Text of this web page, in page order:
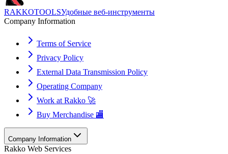
RAKKOTOOLSУдобные веб-инструменты
Company Information
Terms of Service
Privacy Policy
External Data Transmission Policy
Operating Company
Work at Rakko 🚀
Buy Merchandise 🏬
Company Information
Rakko Web Services